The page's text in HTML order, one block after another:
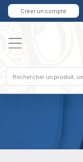
Créer un compte